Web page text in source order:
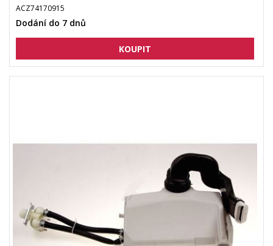
ACZ74170915
Dodání do 7 dnů